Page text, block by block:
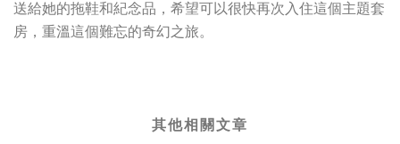
送給她的拖鞋和紀念品，希望可以很快再次入住這個主題套
房，重溫這個難忘的奇幻之旅。
其他相關文章